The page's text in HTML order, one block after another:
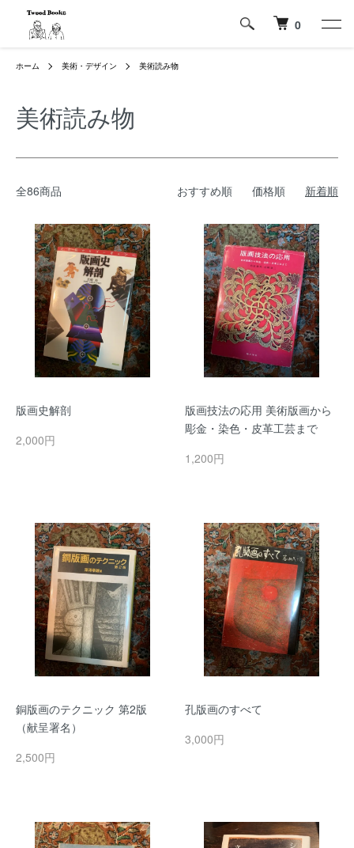
0
ホーム 美術・デザイン 美術読み物
美術読み物
全86商品 おすすめ順 価格順 新着順
版画史解剖
2,000円
版画技法の応用 美術版画から
彫金・染色・皮革工芸まで
1,200円
銅版画のテクニック 第2版
（献呈署名）
2,500円
孔版画のすべて
3,000円